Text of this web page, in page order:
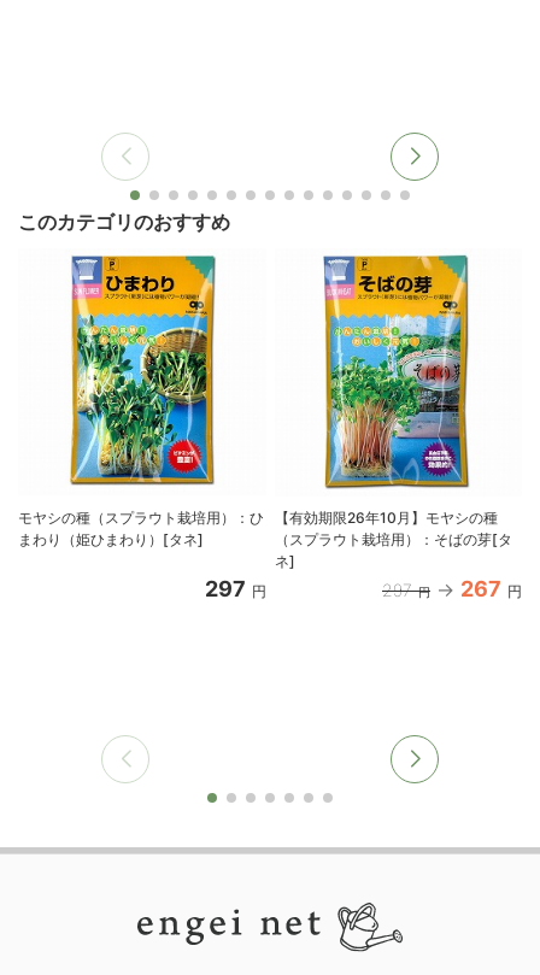
このカテゴリのおすすめ
モヤシの種（スプラウト栽培用）：ひ
まわり（姫ひまわり）[タネ]
297 円
【有効期限26年10月】モヤシの種
（スプラウト栽培用）：そばの芽[タ
ネ]
297 円 267 円